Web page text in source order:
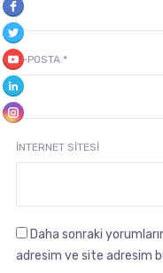
E-POSTA *
İNTERNET SITESI
Daha sonraki
adresim ve site adresim